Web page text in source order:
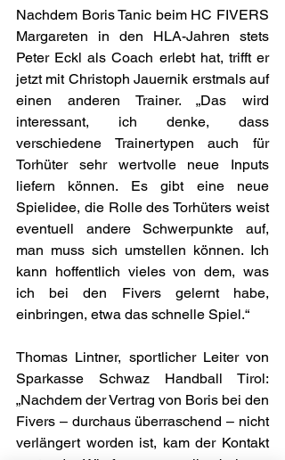
Nachdem Boris Tanic beim HC FIVERS
Margareten in den HLA-Jahren stets
Peter Eckl als Coach erlebt hat, trifft er
jetzt mit Christoph Jauernik erstmals auf
einen anderen Trainer. „Das wird
interessant, ich denke, dass
verschiedene Trainertypen auch für
Torhüter sehr wertvolle neue Inputs
liefern können. Es gibt eine neue
Spielidee, die Rolle des Torhüters weist
eventuell andere Schwerpunkte auf,
man muss sich umstellen können. Ich
kann hoffentlich vieles von dem, was
ich bei den Fivers gelernt habe,
einbringen, etwa das schnelle Spiel.“
Thomas Lintner, sportlicher Leiter von
Sparkasse Schwaz Handball Tirol:
„Nachdem der Vertrag von Boris bei den
Fivers – durchaus überraschend – nicht
verlängert worden ist, kam der Kontakt